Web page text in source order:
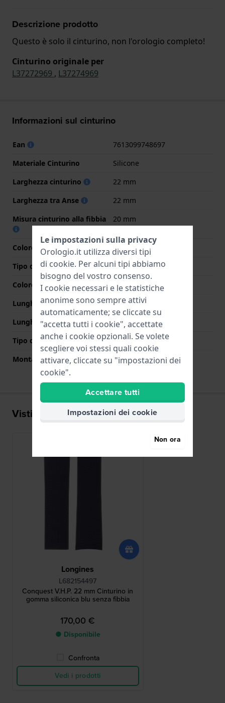
Descrizione prodotto
Questo è solo il cinturino, non l'orologio completo!
Cinturino originale per
L37272969 , L37274969
Informazioni sul cinturino
Ean
7613099748697
Materiale Cinturino
Silicone
Larghezza cinturino
22 mm
Larghezza tra Anse
22 mm
Misura cinturino alla fibbia
20 mm
Colore cinturino
Azzurro o blu
Tipo di chiusura
Nessuno
Colore Chiusura
N/D
Lunghezza Parte Superiore
90 mm
Lunghezza Parte Inferiore
90 mm
Tipo di montatura
Perni a molla
Montatura dritta
No
Visti di recente
Longines
L682154497
Conquest V.H.P. 22 mm Cinturino in
gomma siliconica blu senza fibbia
170,00 €
● Disponibile
Confronta
Vedi i prodotti
Le impostazioni sulla privacy
Orologio.it utilizza diversi tipi
di cookie. Per alcuni tipi abbiamo
bisogno del vostro consenso.
I cookie necessari e le statistiche
anonime sono sempre attivi
automaticamente; se cliccate su
"accetta tutti i cookie", accettate
anche i cookie opzionali. Se volete
scegliere voi stessi quali cookie
attivare, cliccate su "impostazioni dei
cookie".
Accettare tutti
Impostazioni dei cookie
Non ora